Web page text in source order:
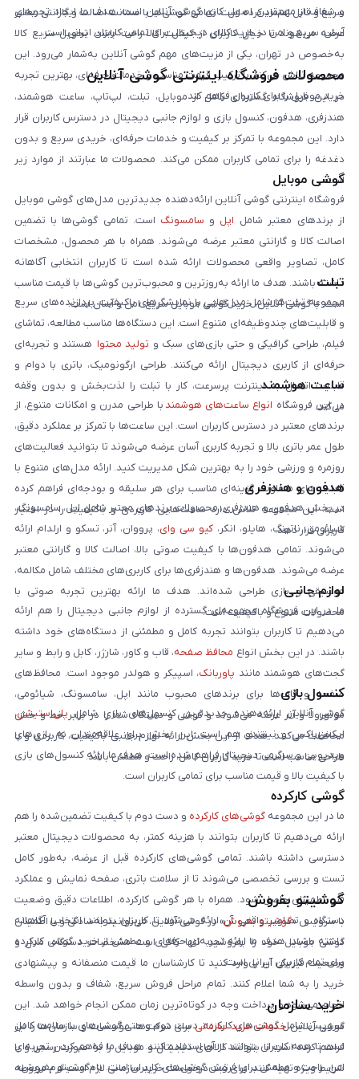
و شفاف از مهم‌ترین اصول کاری گوشی آنلاین است. هدف ما ایجاد تجربه‌ای
آسان، سریع و امن در خرید کالای دیجیتال برای تمامی کاربران ایرانی است.
سریع و قابل اعتماد کرده است. تمامی گوشی‌ها با ضمانت اصالت و گارانتی معتبر
عرضه می‌شوند تا خیال کاربران از کیفیت کالا راحت باشد. تحویل سریع کالا
به‌خصوص در تهران، یکی از مزیت‌های مهم گوشی آنلاین به‌شمار می‌رود. این
مجموعه تلاش می‌کند با ترکیب قیمت مناسب و خدمات حرفه‌ای، بهترین تجربه
خرید موبایل را برای کاربران فراهم کند.
محصولات فروشگاه اینترنتی گوشی آنلاین
در این فروشگاه گستره‌ای کامل از موبایل، تبلت، لپ‌تاپ، ساعت هوشمند،
هندزفری، هدفون، کنسول بازی و لوازم جانبی دیجیتال در دسترس کاربران قرار
دارد. این مجموعه با تمرکز بر کیفیت و خدمات حرفه‌ای، خریدی سریع و بدون
دغدغه را برای تمامی کاربران ممکن می‌کند. محصولات ما عبارتند از موارد زیر
است:
گوشی موبایل
فروشگاه اینترنتی گوشی آنلاین ارائه‌دهنده جدیدترین مدل‌های گوشی موبایل
از برندهای معتبر شامل اپل و سامسونگ است. تمامی گوشی‌ها با تضمین
اصالت کالا و گارانتی معتبر عرضه می‌شوند. همراه با هر محصول، مشخصات
کامل، تصاویر واقعی محصولات ارائه شده است تا کاربران انتخابی آگاهانه
داشته باشند. هدف ما ارائه به‌روزترین و محبوب‌ترین گوشی‌ها با قیمت مناسب
است. با گوشی آنلاین، خرید گوشی موبایل سریع، امن و آسان است.
تبلت
مجموعه تبلت‌ها شامل مدل‌هایی با نمایشگرهای باکیفیت، پردازنده‌های سریع
و قابلیت‌های چندوظیفه‌ای متنوع است. این دستگاه‌ها مناسب مطالعه، تماشای
فیلم، طراحی گرافیکی و حتی بازی‌های سبک و تولید محتوا هستند و تجربه‌ای
حرفه‌ای از کاربری دیجیتال ارائه می‌کنند. طراحی ارگونومیک، باتری با دوام و
قابلیت اتصال به اینترنت پرسرعت، کار با تبلت را لذت‌بخش و بدون وقفه
می‌کند.
ساعت هوشمند
در این فروشگاه انواع ساعت‌های هوشمند با طراحی مدرن و امکانات متنوع، از
برندهای معتبر در دسترس کاربران است. این ساعت‌ها با تمرکز بر عملکرد دقیق،
طول عمر باتری بالا و تجربه کاربری آسان عرضه می‌شوند تا بتوانید فعالیت‌های
روزمره و ورزشی خود را به بهترین شکل مدیریت کنید. ارائه مدل‌های متنوع با
قابلیت‌های متفاوت، گزینه‌ای مناسب برای هر سلیقه و بودجه‌ای فراهم کرده
است. این مجموعه تلاش دارد ساعت‌هایی کاربردی و باکیفیت را در اختیار
کاربران قرار دهد.
هدفون و هندزفری
در بخش هدفون و هندزفری، محصولات برندهای معتبر شامل اپل، سامسونگ،
شیائومی، ناتینگ، هایلو، انکر، کیو سی وای، پرووان، آنر، تسکو و ارلدام ارائه
می‌شوند. تمامی هدفون‌ها با کیفیت صوتی بالا، اصالت کالا و گارانتی معتبر
عرضه می‌شوند. هدفون‌ها و هندزفری‌ها برای کاربری‌های مختلف شامل مکالمه،
موسیقی و بازی طراحی شده‌اند. هدف ما ارائه بهترین تجربه صوتی با
محصولات متنوع و باکیفیت است.
لوازم جانبی
ما در این فروشگاه مجموعه‌ای گسترده از لوازم جانبی دیجیتال را هم ارائه
می‌دهیم تا کاربران بتوانند تجربه کامل و مطمئنی از دستگاه‌های خود داشته
باشند. در این بخش انواع محافظ صفحه، قاب و کاور، شارژر، کابل و رابط و سایر
گجت‌های هوشمند مانند پاوربانک، اسپیکر و هولدر موجود است. محافظ‌های
صفحه و قاب‌ها برای برندهای محبوب مانند اپل، سامسونگ، شیائومی،
موتورولا و آنر عرضه می‌شوند و گوشی و دستگاه شما را در برابر خط و خش
محافظت می‌کنند. هدف از این بخش ارائه لوازم جانبی باکیفیت، کاربردی و با
طراحی مناسب است تا خرید کاربران کامل، راحت و مطمئن باشد.
کنسول بازی
گوشی آنلاین ارائه‌دهنده جدیدترین کنسول‌های بازی شامل پلی‌استیشن،
ایکس‌باکس و نینتندو هم است. این بخش برای علاقه‌مندان به بازی‌های
ویدیویی و سرگرمی دیجیتال فراهم شده است. هدف ما ارائه کنسول‌های بازی
با کیفیت بالا و قیمت مناسب برای تمامی کاربران است.
گوشی کارکرده
ما در این مجموعه گوشی‌های کارکرده و دست دوم با کیفیت تضمین‌شده را هم
ارائه می‌دهیم تا کاربران بتوانند با هزینه کمتر، به محصولات دیجیتال معتبر
دسترسی داشته باشند. تمامی گوشی‌های کارکرده قبل از عرضه، به‌طور کامل
تست و بررسی تخصصی می‌شوند تا از سلامت باتری، صفحه نمایش و عملکرد
فنی اطمینان حاصل شود. همراه با هر گوشی کارکرده، اطلاعات دقیق وضعیت
دستگاه و تصاویر واقعی آن ارائه می‌شود تا کاربران بتوانند انتخابی آگاهانه
داشته باشند. هدف ما ارائه تجربه‌ای حرفه‌ای و مطمئن از خرید گوشی کارکرده
برای تمام کاربران ایرانی است.
گوشیتو بفروش
با سرویس «گوشیتو بفروش» در گوشی آنلاین، می‌توانید به‌سادگی و با اطمینان
گوشی موبایل خود را بفروشید. تنها کافی است مشخصات دستگاه، مدل و
وضعیت فیزیکی آن را وارد کنید تا کارشناسان ما قیمت منصفانه و پیشنهادی
خرید را به شما اعلام کنند. تمام مراحل فروش سریع، شفاف و بدون واسطه
انجام می‌شود و پرداخت وجه در کوتاه‌ترین زمان ممکن انجام خواهد شد. این
سرویس شامل گوشی‌های کارکرده، دست دوم و حتی گوشی‌های با سلامت کامل
است تا همه کاربران بتوانند از آن استفاده کنند. هدف ما فراهم کردن تجربه‌ای
امن، راحت و مطمئن برای فروش گوشی‌های کاربران است. با «گوشیتو بفروش»،
خرید سازمان
گوشی آنلاینخدمات خرید سازمانیبرای شرکت‌ها، مؤسسات و سازمان‌ها را نیز
فراهم کرده است تا بتوانند کالاهای دیجیتال و موبایل را به صورت رسمی و با
شرایط ویژه تهیه کنند. برای ثبت درخواست خرید سازمانی لازم است فرم مربوطه